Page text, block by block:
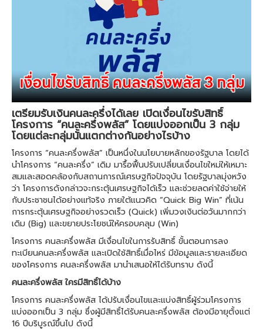
เตรียมรับเงินคนละครึ่งได้เลย เปิดเงื่อนไขรับสิทธิ์
โครงการ “คนละครึ่งพลัส” โดยแบ่งออกเป็น 3 กลุ่ม
โดยแต่ละกลุ่มนั้นแตกต่างกันอย่างไรบ้าง
โครงการ “คนละครึ่งพลัส” เป็นหนึ่งในนโยบายหลักของรัฐบาล โดยได้
นำโครงการ “คนละครึ่ง” เดิม มารื้อฟื้นปรับเปลี่ยนเงื่อนไขใหม่ให้เหมาะ
สมและสอดคล้องกับสถานการณ์เศรษฐกิจปัจจุบัน โดยรัฐบาลมุ่งหวัง
ว่า โครงการดังกล่าวจะกระตุ้นเศรษฐกิจได้เร็ว และช่วยลดค่าใช้จ่ายให้
กับประชาชนได้อย่างแท้จริง ภายใต้แนวคิด “Quick Big Win” ที่เน้น
การกระตุ้นเศรษฐกิจอย่างรวดเร็ว (Quick) เพิ่มวงเงินต่อวันมากกว่า
เดิม (Big) และขยายประโยชน์ให้ครอบคลุม (Win)
โครงการ คนละครึ่งพลัส มีเงื่อนไขในการรับสิทธิ์ ขั้นตอนการลง
ทะเบียนคนละครึ่งพลัส และเปิดใช้สิทธิ์เมื่อไหร่ มีข้อมูลและรายละเอียด
ของโครงการ คนละครึ่งพลัส มานำเสนอให้ได้รับทราบ ดังนี้
คนละครึ่งพลัส ใครมีสิทธิ์ได้บ้าง
โครงการ คนละครึ่งพลัส ได้ปรับเงื่อนไขและแบ่งสิทธิ์ผู้ร่วมโครงการ
แบ่งออกเป็น 3 กลุ่ม ซึ่งผู้มีสิทธิ์ได้รับคนละครึ่งพลัส ต้องมีอายุตั้งแต่
16 ปีบริบูรณ์ขึ้นไป ดังนี้